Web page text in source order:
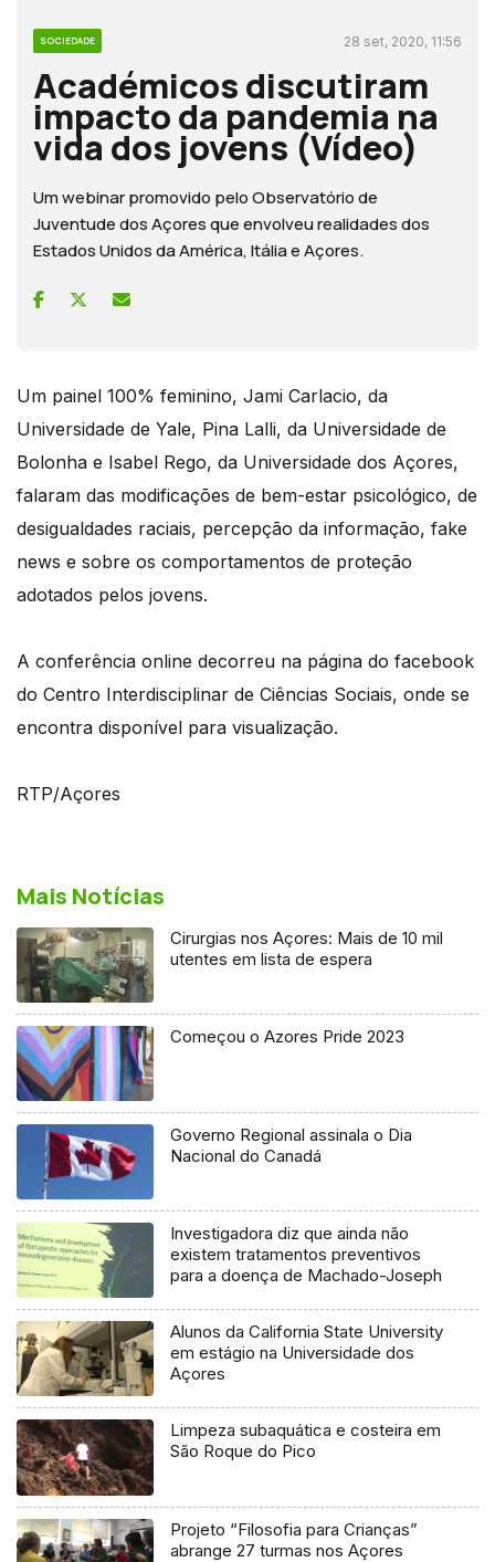
SOCIEDADE 28 set, 2020, 11:56
Académicos discutiram
impacto da pandemia na
vida dos jovens (Vídeo)
Um webinar promovido pelo Observatório de
Juventude dos Açores que envolveu realidades dos
Estados Unidos da América, Itália e Açores.
Um painel 100% feminino, Jami Carlacio, da
Universidade de Yale, Pina Lalli, da Universidade de
Bolonha e Isabel Rego, da Universidade dos Açores,
falaram das modificações de bem-estar psicológico, de
desigualdades raciais, percepção da informação, fake
news e sobre os comportamentos de proteção
adotados pelos jovens.
A conferência online decorreu na página do facebook
do Centro Interdisciplinar de Ciências Sociais, onde se
encontra disponível para visualização.
RTP/Açores
Mais Notícias
Cirurgias nos Açores: Mais de 10 mil
utentes em lista de espera
Começou o Azores Pride 2023
Governo Regional assinala o Dia
Nacional do Canadá
Investigadora diz que ainda não
existem tratamentos preventivos
para a doença de Machado-Joseph
Alunos da California State University
em estágio na Universidade dos
Açores
Limpeza subaquática e costeira em
São Roque do Pico
Projeto “Filosofia para Crianças”
abrange 27 turmas nos Açores